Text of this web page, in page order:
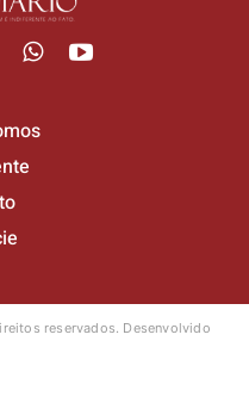
reservados. Desenvolvido